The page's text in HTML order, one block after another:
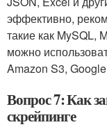
эффективно,
такие как MySQL,
можно
Amazon S3,
Вопрос 7: Как
скрейпинге